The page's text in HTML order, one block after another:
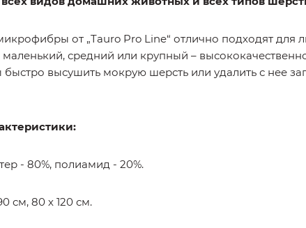
от „Tauro Pro Line“ отлично подходят для
средний или крупный –
быстро высушить мокрую шерсть или удалить с нее
- 80%, полиамид - 20%.
см, 80 х 120 см.